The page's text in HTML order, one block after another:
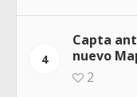
4
Capta
nuevo
2